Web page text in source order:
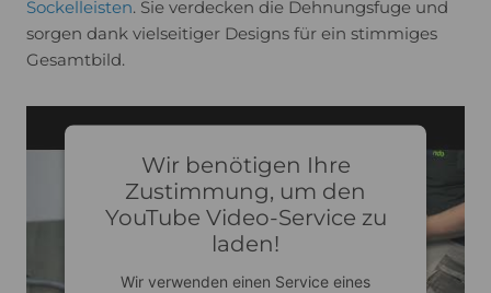
Akzeptieren
powered by
Sockelleisten. Sie verdecken die Dehnungsfuge und
sorgen dank vielseitiger Designs für ein stimmiges
Gesamtbild.
Wir benötigen Ihre
Zustimmung, um den
YouTube Video-Service zu
laden!
Wir verwenden einen Service eines